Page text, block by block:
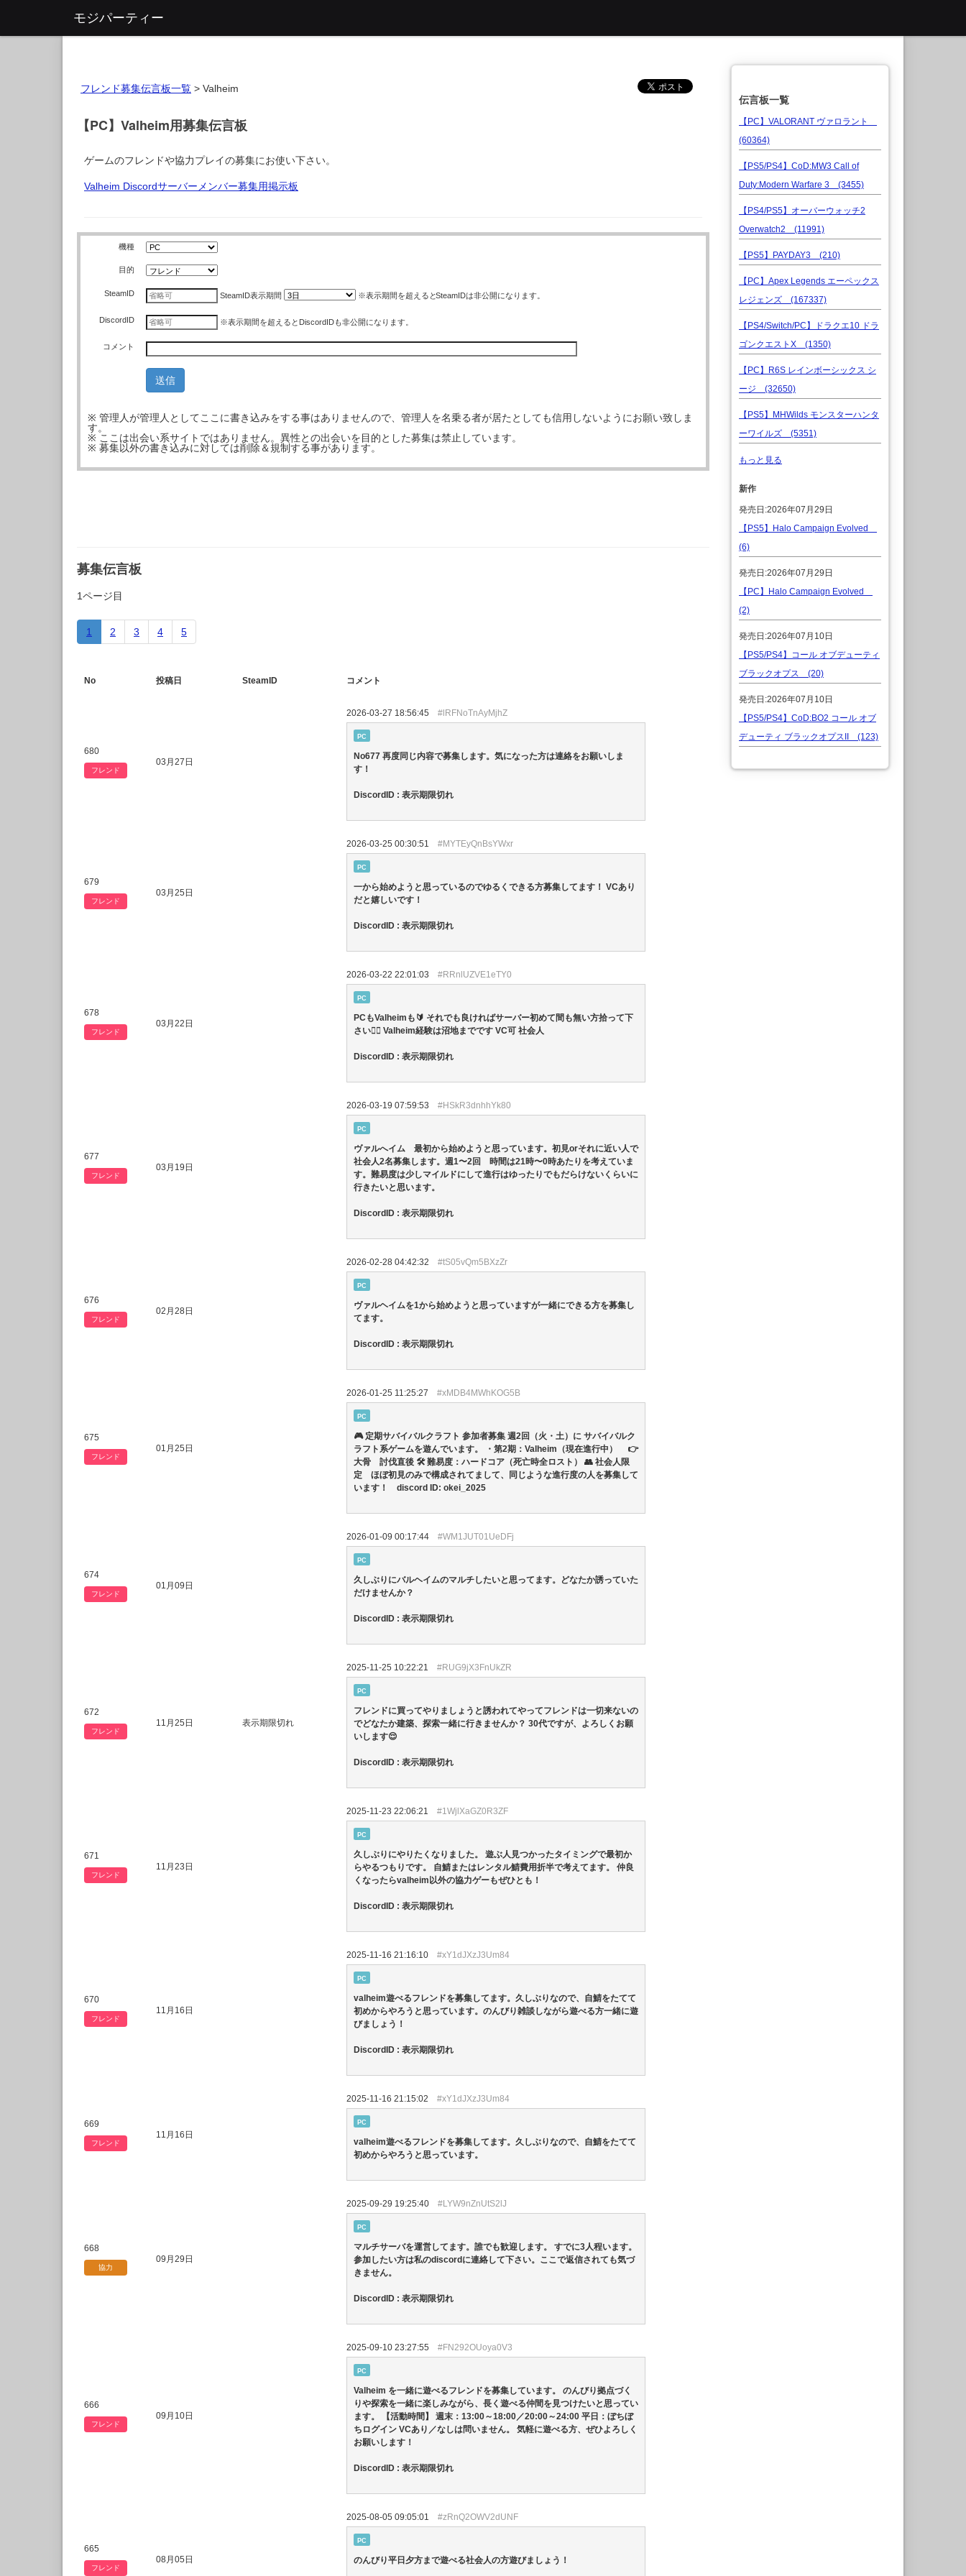
モジパーティー
フレンド募集伝言板一覧 > Valheim
【PC】Valheim用募集伝言板
ゲームのフレンドや協力プレイの募集にお使い下さい。
Valheim Discordサーバーメンバー募集用掲示板
機種
目的
SteamID SteamID表示期間 ※表示期間を超えるとSteamIDは非公開になります。
DiscordID ※表示期間を超えるとDiscordIDも非公開になります。
コメント
※ 管理人が管理人としてここに書き込みをする事はありませんので、管理人を名乗る者が居たとしても信用しないようにお願い致しま
す。
※ ここは出会い系サイトではありません。異性との出会いを目的とした募集は禁止しています。
※ 募集以外の書き込みに対しては削除＆規制する事があります。
募集伝言板
1ページ目
1 2 3 4 5
No 投稿日 SteamID コメント
680
フレンド
03月27日
2026-03-27 18:56:45 #lRFNoTnAyMjhZ
PC
No677 再度同じ内容で募集します。気になった方は連絡をお願いしま
す！
DiscordID : 表示期限切れ
679
フレンド
03月25日
2026-03-25 00:30:51 #MYTEyQnBsYWxr
PC
一から始めようと思っているのでゆるくできる方募集してます！ VCあり
だと嬉しいです！
DiscordID : 表示期限切れ
678
フレンド
03月22日
2026-03-22 22:01:03 #RRnlUZVE1eTY0
PC
PCもValheimも🔰 それでも良ければサーバー初めて間も無い方拾って下
さい🙇‍♂️ Valheim経験は沼地までです VC可 社会人
DiscordID : 表示期限切れ
677
フレンド
03月19日
2026-03-19 07:59:53 #HSkR3dnhhYk80
PC
ヴァルへイム 最初から始めようと思っています。初見orそれに近い人で
社会人2名募集します。週1〜2回 時間は21時〜0時あたりを考えていま
す。難易度は少しマイルドにして進行はゆったりでもだらけないくらいに
行きたいと思います。
DiscordID : 表示期限切れ
676
フレンド
02月28日
2026-02-28 04:42:32 #tS05vQm5BXzZr
PC
ヴァルヘイムを1から始めようと思っていますが一緒にできる方を募集し
てます。
DiscordID : 表示期限切れ
675
フレンド
01月25日
2026-01-25 11:25:27 #xMDB4MWhKOG5B
PC
🎮 定期サバイバルクラフト 参加者募集 週2回（火・土）に サバイバルク
ラフト系ゲームを遊んでいます。 ・第2期：Valheim（現在進行中） 👉
大骨 討伐直後 🛠 難易度：ハードコア（死亡時全ロスト） 👥 社会人限
定 ほぼ初見のみで構成されてまして、同じような進行度の人を募集して
います！ discord ID: okei_2025
674
フレンド
01月09日
2026-01-09 00:17:44 #WM1JUT01UeDFj
PC
久しぶりにバルヘイムのマルチしたいと思ってます。どなたか誘っていた
だけませんか？
DiscordID : 表示期限切れ
672
フレンド
11月25日 表示期限切れ
2025-11-25 10:22:21 #RUG9jX3FnUkZR
PC
フレンドに買ってやりましょうと誘われてやってフレンドは一切来ないの
でどなたか建築、探索一緒に行きませんか？ 30代ですが、よろしくお願
いします😌
DiscordID : 表示期限切れ
671
フレンド
11月23日
2025-11-23 22:06:21 #1WjlXaGZ0R3ZF
PC
久しぶりにやりたくなりました。 遊ぶ人見つかったタイミングで最初か
らやるつもりです。 自鯖またはレンタル鯖費用折半で考えてます。 仲良
くなったらvalheim以外の協力ゲーもぜひとも！
DiscordID : 表示期限切れ
670
フレンド
11月16日
2025-11-16 21:16:10 #xY1dJXzJ3Um84
PC
valheim遊べるフレンドを募集してます。久しぶりなので、自鯖をたてて
初めからやろうと思っています。のんびり雑談しながら遊べる方一緒に遊
びましょう！
DiscordID : 表示期限切れ
669
フレンド
11月16日
2025-11-16 21:15:02 #xY1dJXzJ3Um84
PC
valheim遊べるフレンドを募集してます。久しぶりなので、自鯖をたてて
初めからやろうと思っています。
668
協力
09月29日
2025-09-29 19:25:40 #LYW9nZnUtS2lJ
PC
マルチサーバを運営してます。誰でも歓迎します。 すでに3人程います。
参加したい方は私のdiscordに連絡して下さい。ここで返信されても気づ
きません。
DiscordID : 表示期限切れ
666
フレンド
09月10日
2025-09-10 23:27:55 #FN292OUoya0V3
PC
Valheim を一緒に遊べるフレンドを募集しています。 のんびり拠点づく
りや探索を一緒に楽しみながら、長く遊べる仲間を見つけたいと思ってい
ます。 【活動時間】 週末：13:00～18:00／20:00～24:00 平日：ぼちぼ
ちログイン VCあり／なしは問いません。 気軽に遊べる方、ぜひよろしく
お願いします！
DiscordID : 表示期限切れ
665
フレンド
08月05日
2025-08-05 09:05:01 #zRnQ2OWV2dUNF
PC
のんびり平日夕方まで遊べる社会人の方遊びましょう！
伝言板一覧
【PC】VALORANT ヴァロラント
(60364)
【PS5/PS4】CoD:MW3 Call of
Duty:Modern Warfare 3 (3455)
【PS4/PS5】オーバーウォッチ2
Overwatch2 (11991)
【PS5】PAYDAY3 (210)
【PC】Apex Legends エーペックス
レジェンズ (167337)
【PS4/Switch/PC】ドラクエ10 ドラ
ゴンクエストX (1350)
【PC】R6S レインボーシックス シ
ージ (32650)
【PS5】MHWilds モンスターハンタ
ーワイルズ (5351)
もっと見る
新作
発売日:2026年07月29日
【PS5】Halo Campaign Evolved
(6)
発売日:2026年07月29日
【PC】Halo Campaign Evolved
(2)
発売日:2026年07月10日
【PS5/PS4】コール オブデューティ
ブラックオプス (20)
発売日:2026年07月10日
【PS5/PS4】CoD:BO2 コール オブ
デューティ ブラックオプスII (123)